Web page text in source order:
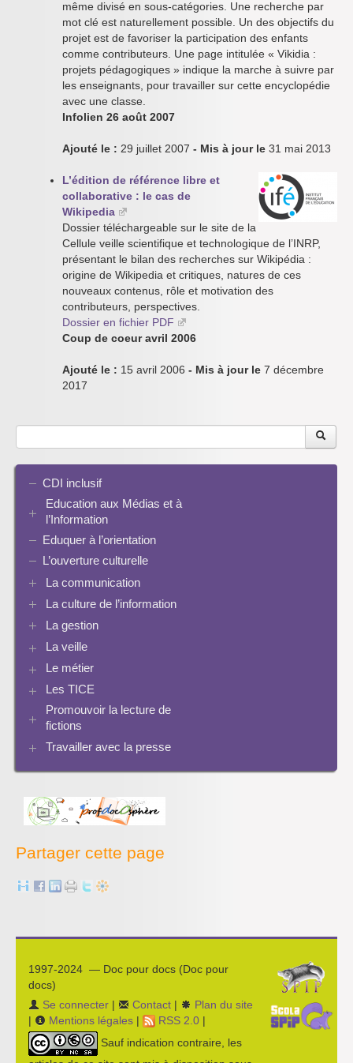
même divisé en sous-catégories. Une recherche par
mot clé est naturellement possible. Un des objectifs du
projet est de favoriser la participation des enfants
comme contributeurs. Une page intitulée « Vikidia :
projets pédagogiques » indique la marche à suivre par
les enseignants, pour travailler sur cette encyclopédie
avec une classe.
Infolien 26 août 2007
Ajouté le : 29 juillet 2007 - Mis à jour le 31 mai 2013
L’édition de référence libre et
collaborative : le cas de
Wikipedia
Dossier téléchargeable sur le site de la
Cellule veille scientifique et technologique de l’INRP,
présentant le bilan des recherches sur Wikipédia :
origine de Wikipedia et critiques, natures de ces
nouveaux contenus, rôle et motivation des
contributeurs, perspectives.
Dossier en fichier PDF
Coup de coeur avril 2006
Ajouté le : 15 avril 2006 - Mis à jour le 7 décembre
2017
CDI inclusif
Education aux Médias et à
l’Information
EMI et translittératie
La culture de la participation
Identité / Présence numérique / Traces
Informatique, algorithmes et réalité augmentée
Enseigner Google
Ressources pour penser une didactique
Eduquer à l’orientation
L’ouverture culturelle
La communication
Plaquettes de communication
Présence numérique du CDI
La culture de l’information
Ressources pour penser une didactique
La recherche documentaire
Progression info-documentaire
Evaluation de l’information et bibliographie
Séquences à télécharger
La gestion
Les logiciels documentaires
Bcdi esidoc
La veille
Netvibes
Scoop.it
Le métier
Perspective historique
Pratiques
Les TICE
Archives Audiovisuel et Tice
Promouvoir la lecture de
fictions
Bibliographies
Travailler avec la presse
Enseigner la presse écrite
L’économie des médias
Partager cette page
1997-2024 — Doc pour docs (Doc pour
docs)
Se connecter | Contact |
Plan du site
|
Mentions légales | RSS 2.0 |
Sauf indication contraire, les